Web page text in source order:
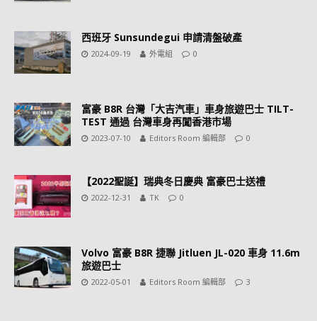
西班牙 Sunsundegui 申請清盤破產
2024-09-19 外電組 0
富豪 B8R 台灣「大吉汽車」車身旅遊巴士 TILT-
TEST 通過 台灣車身再闖香港市場
2023-07-10 Editors Room 編輯部 0
【2022聖誕】瑞典冬日慶典 富豪巴士送禮
2022-12-31 TK 0
Volvo 富豪 B8R 捷聯 Jitluen JL-020 車身 11.6m
旅遊巴士
2022-05-01 Editors Room 編輯部 3